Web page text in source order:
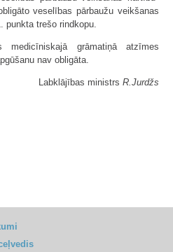
veselības pārbaužu veikšanas
punkta trešo rindkopu.
grāmatiņā atzīmes
nav obligāta.
Labklājības ministrs R.Jurdžs